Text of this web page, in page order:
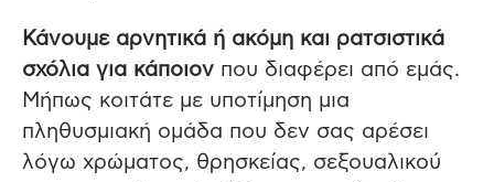
Κάνουμε αρνητικά ή ακόμη και ρατσιστικά
σχόλια για κάποιον που διαφέρει από εμάς.
Μήπως κοιτάτε με υποτίμηση μια
πληθυσμιακή ομάδα που δεν σας αρέσει
λόγω χρώματος, θρησκείας, σεξουαλικού